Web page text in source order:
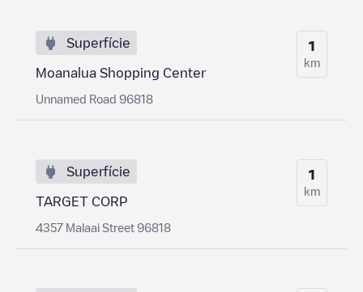
Superfície
Moanalua Shopping Center
Unnamed Road 96818
1
km
Superfície
TARGET CORP
4357 Malaai Street 96818
1
km